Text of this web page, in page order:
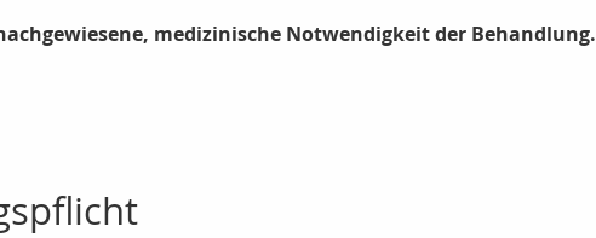
medizinische Notwendigkeit der Behandlung.